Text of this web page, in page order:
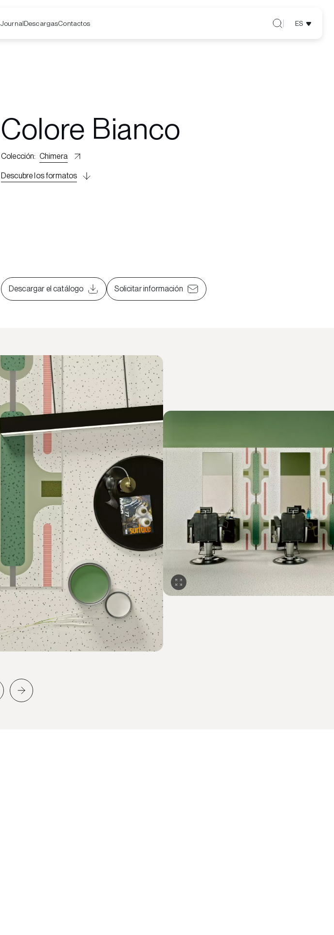
JournalDescargasContactos ES
Colore Bianco
Colección: Chimera
Descubre los formatos
Descargar el catálogo Solicitar información